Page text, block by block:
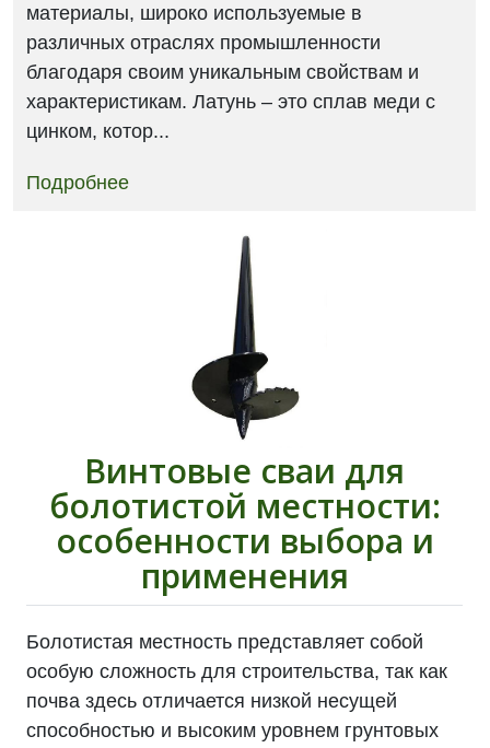
материалы, широко используемые в
различных отраслях промышленности
благодаря своим уникальным свойствам и
характеристикам. Латунь – это сплав меди с
цинком, котор...
Подробнее
Винтовые сваи для
болотистой местности:
особенности выбора и
применения
Болотистая местность представляет собой
особую сложность для строительства, так как
почва здесь отличается низкой несущей
способностью и высоким уровнем грунтовых